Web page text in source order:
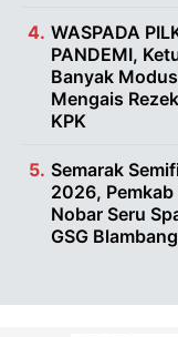
WASPADA
PANDEMI,
Banyak
Mengais
KPK
Semarak
2026, Pemkab
Nobar Seru
GSG